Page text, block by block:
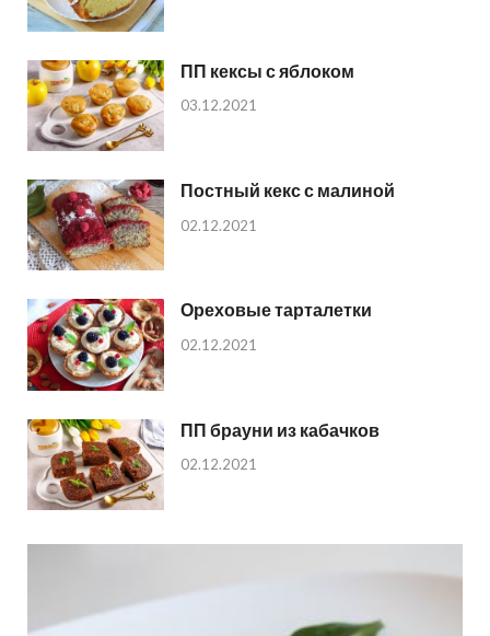
ПП кексы с яблоком
03.12.2021
Постный кекс с малиной
02.12.2021
Ореховые тарталетки
02.12.2021
ПП брауни из кабачков
02.12.2021